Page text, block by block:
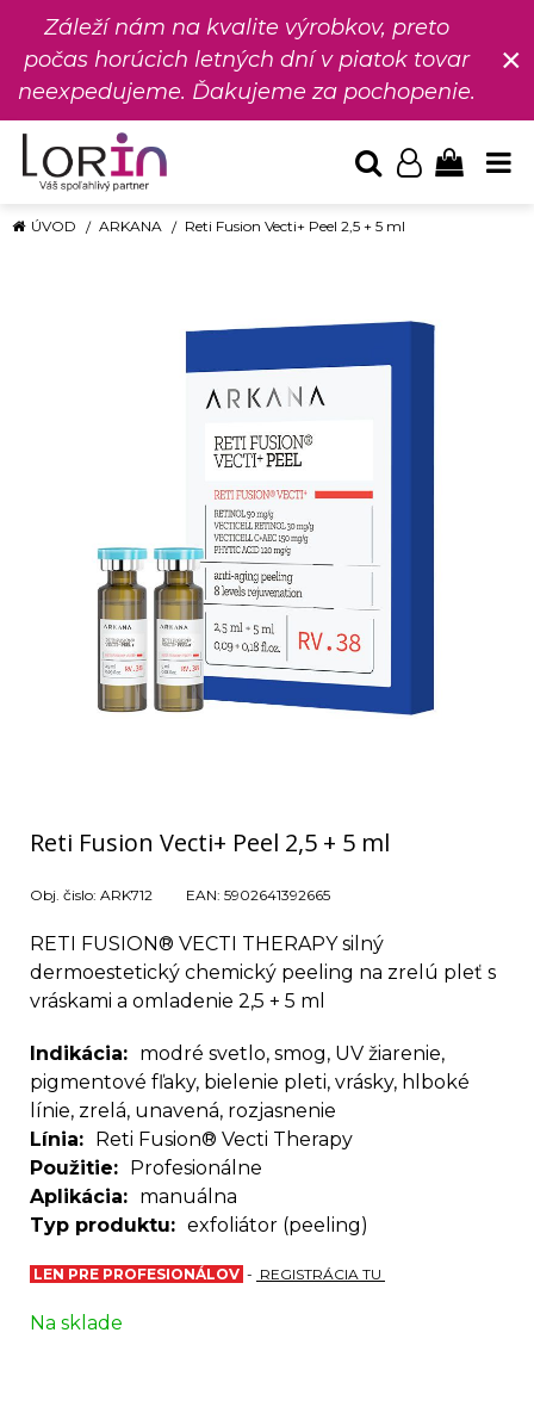
Záleží nám na kvalite výrobkov, preto
počas horúcich letných dní v piatok tovar
neexpedujeme. Ďakujeme za pochopenie.
×
ÚVOD ARKANA Reti Fusion Vecti+ Peel 2,5 + 5 ml
Reti Fusion Vecti+ Peel 2,5 + 5 ml
Obj. čislo: ARK712 EAN: 5902641392665
RETI FUSION® VECTI THERAPY silný
dermoestetický chemický peeling na zrelú pleť s
vráskami a omladenie 2,5 + 5 ml
Indikácia
modré svetlo, smog, UV žiarenie,
pigmentové fľaky, bielenie pleti, vrásky, hlboké
línie, zrelá, unavená, rozjasnenie
Línia
Reti Fusion® Vecti Therapy
Použitie
Profesionálne
Aplikácia
manuálna
Typ produktu
exfoliátor (peeling)
LEN PRE PROFESIONÁLOV - REGISTRÁCIA TU
Na sklade